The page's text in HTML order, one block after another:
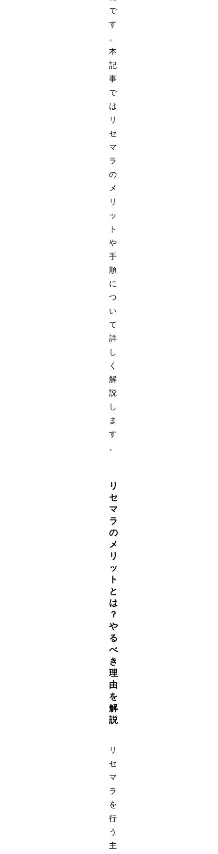
で
す
。
本
記
事
で
は
リ
セ
マ
ラ
の
メ
リ
ッ
ト
や
手
順
に
つ
い
て
詳
し
く
解
説
し
ま
す
。
リ
セ
マ
ラ
の
メ
リ
ッ
ト
と
は
？
や
る
べ
き
理
由
を
解
説
リ
セ
マ
ラ
を
行
う
主